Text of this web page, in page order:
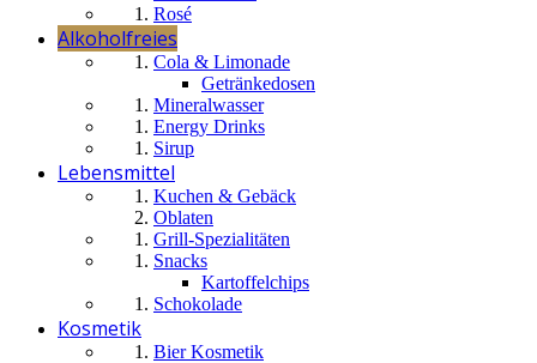
Rosé
Alkoholfreies
Cola & Limonade
Getränkedosen
Mineralwasser
Energy Drinks
Sirup
Lebensmittel
Kuchen & Gebäck
Oblaten
Grill-Spezialitäten
Snacks
Kartoffelchips
Schokolade
Kosmetik
Bier Kosmetik